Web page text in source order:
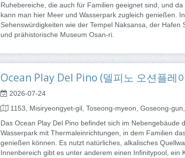
Ruhebereiche, die auch für Familien geeignet sind, und
kann man hier Meer und Wasserpark zugleich genießen.
Sehenswürdigkeiten wie der Tempel Naksansa, der
und prähistorische Museum Osan-ri.
Ocean Play Del Pino (델피노 오션플레
2026-07-24
1153, Misiryeongyet-gil, Toseong-myeon, Goseong-
Das Ocean Play Del Pino befindet sich im Nebengebäude
Wasserpark mit Thermaleinrichtungen, in dem Familien
genießen können. Es nutzt natürliches, alkalisches
Innenbereich gibt es unter anderem einen Infinitypool, ein